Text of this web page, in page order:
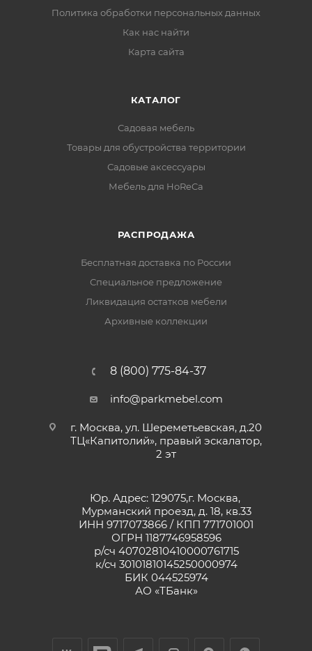
Политика обработки персональных данных
Как нас найти
Карта сайта
КАТАЛОГ
Садовая мебель
Товары для обустройства территории
Садовые аксессуары
Мебель для HoReCa
РАСПРОДАЖА
Бесплатная доставка по России
Специальное предложение
Ликвидация остатков мебели
Архивные коллекции
8 (800) 775-84-37
info@parkmebel.com
г. Москва, ул. Шереметьевская, д.20
ТЦ«Капитолий», правый эскалатор,
2 эт
Юр. Адрес: 129075,г. Москва,
Мурманский проезд, д. 18, кв.33
ИНН 9717073866 / КПП 771701001
ОГРН 1187746958596
р/сч 40702810410000761715
к/сч 30101810145250000974
БИК 044525974
АО «ТБанк»